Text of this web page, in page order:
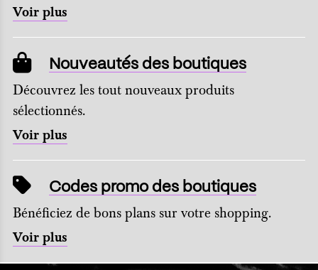
Voir plus
Nouveautés des boutiques
Découvrez les tout nouveaux produits
sélectionnés.
Voir plus
Codes promo des boutiques
Bénéficiez de bons plans sur votre shopping.
Voir plus